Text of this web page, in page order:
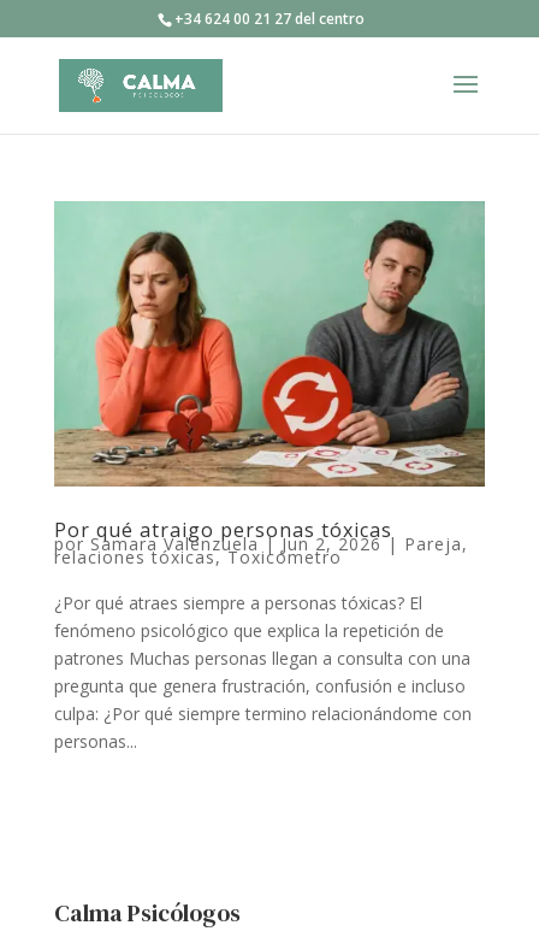
+34 624 00 21 27 del centro
Por qué atraigo personas tóxicas
por Samara Valenzuela|Jun 2, 2026| Pareja,
relaciones tóxicas,Toxicómetro
¿Por qué atraes siempre a personas tóxicas? El
fenómeno psicológico que explica la repetición de
patrones Muchas personas llegan a consulta con una
pregunta que genera frustración, confusión e incluso
culpa: ¿Por qué siempre termino relacionándome con
personas...
Calma Psicólogos